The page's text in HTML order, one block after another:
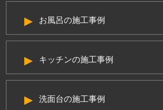
お風呂の施工事例
キッチンの施工事例
洗面台の施工事例